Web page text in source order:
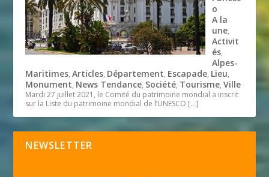
o
A la
une,
Activit
és,
Alpes-
Maritimes,Articles, Département, Escapade, Lieu,
Monument, News Tendance, Société, Tourisme,Ville
Mardi 27 juillet 2021, le Comité du patrimoine mondial a inscrit
sur la Liste du patrimoine mondial de l’UNESCO […]
NEWSLETTER